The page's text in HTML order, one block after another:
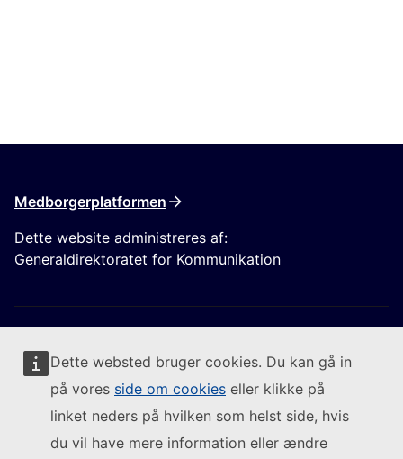
Dette websted bruger cookies. Du kan gå in
på vores side om cookies eller klikke på
linket neders på hvilken som helst side, hvis
du vil have mere information eller ændre
Medborgerplatformen
Dette website administreres af:
Generaldirektoratet for Kommunikation
Følg Europa-Kommissionen
Kontakt os (Eksternt link)